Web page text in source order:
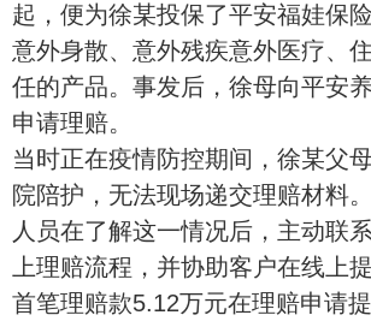
起，便为徐某投保了平安福娃保
意外身散、意外残疾意外医疗、
任的产品。事发后，徐母向平安
申请理赔。
当时正在疫情防控期间，徐某父
院陪护，无法现场递交理赔材料
人员在了解这一情况后，主动联
上理赔流程，并协助客户在线上
首笔理赔款5.12万元在理赔申请